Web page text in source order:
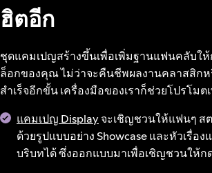
ฮิตอีก
ชุดแคมเปญสร้างขึ้นเพื่อเพิ่มฐานแฟนคลับให้
ล็อกของคุณ ไม่ว่าจะคืนชีพผลงานคลาสสิก
สำเร็จอีกขั้น เครื่องมือของเราก็ช่วยโปรโม
แคมเปญ Display จะเชิญชวนให้แฟนๆ ส
ด้วยรูปแบบอย่าง Showcase และหัวเรื่อ
บริบทได้ ซึ่งออกแบบมาเพื่อเชิญชวนให้ก